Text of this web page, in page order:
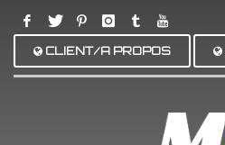
CLIENT/A PROPOS